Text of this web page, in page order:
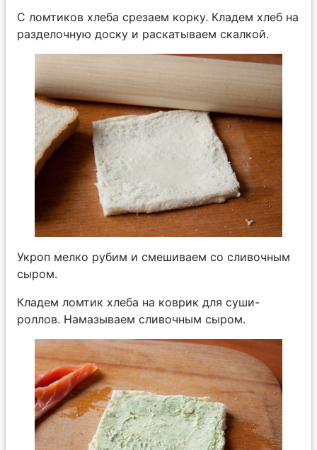
С ломтиков хлеба срезаем корку. Кладем хлеб на
разделочную доску и раскатываем скалкой.
Укроп мелко рубим и смешиваем со сливочным
сыром.
Кладем ломтик хлеба на коврик для суши-
роллов. Намазываем сливочным сыром.